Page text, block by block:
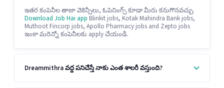
ఇతర కంపెనీల తాజా వెకెన్సీలు, ఓపెనింగ్స్ కూడా మీరు కనుగొనవచ్చు.
Download Job Hai app Blinkit jobs, Kotak Mahindra Bank jobs,
Muthoot Fincorp jobs, Apollo Pharmacy jobs and Zepto jobs
ఇంకా మరెన్నో కంపెనీలకు apply చేయండి.
Dreammithra వద్ద పనిచేస్తే నాకు ఎంత శాలరీ వస్తుంది?